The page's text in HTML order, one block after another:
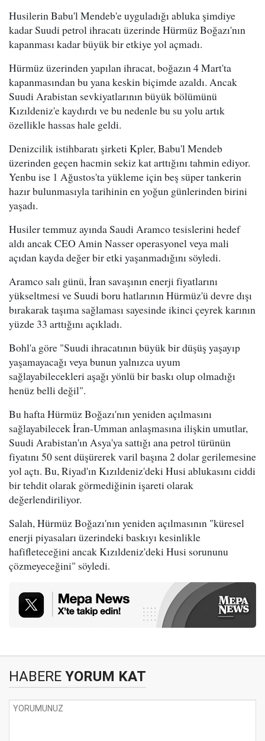
Husilerin Babu'l Mendeb'e uyguladığı abluka şimdiye
kadar Suudi petrol ihracatı üzerinde Hürmüz Boğazı'nın
kapanması kadar büyük bir etkiye yol açmadı.
Hürmüz üzerinden yapılan ihracat, boğazın 4 Mart'ta
kapanmasından bu yana keskin biçimde azaldı. Ancak
Suudi Arabistan sevkiyatlarının büyük bölümünü
Kızıldeniz'e kaydırdı ve bu nedenle bu su yolu artık
özellikle hassas hale geldi.
Denizcilik istihbaratı şirketi Kpler, Babu'l Mendeb
üzerinden geçen hacmin sekiz kat arttığını tahmin ediyor.
Yenbu ise 1 Ağustos'ta yükleme için beş süper tankerin
hazır bulunmasıyla tarihinin en yoğun günlerinden birini
yaşadı.
Husiler temmuz ayında Saudi Aramco tesislerini hedef
aldı ancak CEO Amin Nasser operasyonel veya mali
açıdan kayda değer bir etki yaşanmadığını söyledi.
Aramco salı günü, İran savaşının enerji fiyatlarını
yükseltmesi ve Suudi boru hatlarının Hürmüz'ü devre dışı
bırakarak taşıma sağlaması sayesinde ikinci çeyrek karının
yüzde 33 arttığını açıkladı.
Bohl'a göre "Suudi ihracatının büyük bir düşüş yaşayıp
yaşamayacağı veya bunun yalnızca uyum
sağlayabilecekleri aşağı yönlü bir baskı olup olmadığı
henüz belli değil".
Bu hafta Hürmüz Boğazı'nın yeniden açılmasını
sağlayabilecek İran-Umman anlaşmasına ilişkin umutlar,
Suudi Arabistan'ın Asya'ya sattığı ana petrol türünün
fiyatını 50 sent düşürerek varil başına 2 dolar gerilemesine
yol açtı. Bu, Riyad'ın Kızıldeniz'deki Husi ablukasını ciddi
bir tehdit olarak görmediğinin işareti olarak
değerlendiriliyor.
Salah, Hürmüz Boğazı'nın yeniden açılmasının "küresel
enerji piyasaları üzerindeki baskıyı kesinlikle
hafifleteceğini ancak Kızıldeniz'deki Husi sorununu
çözmeyeceğini" söyledi.
HABERE YORUM KAT